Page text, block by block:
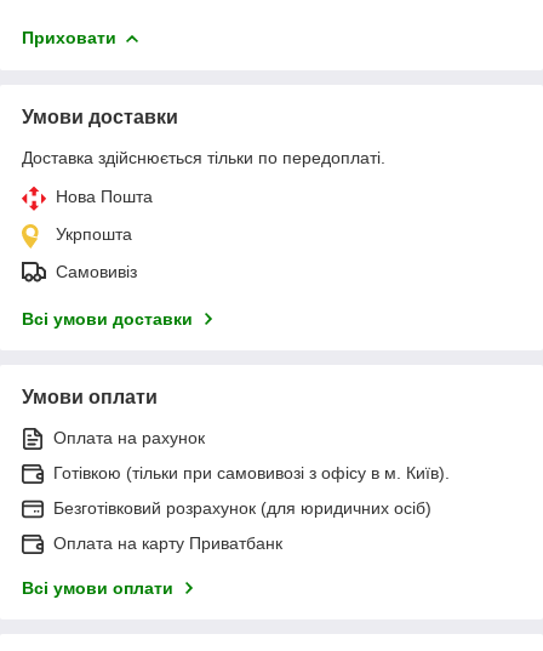
Приховати
Умови доставки
Доставка здійснюється тільки по передоплаті.
Нова Пошта
Укрпошта
Самовивіз
Всі умови доставки
Умови оплати
Оплата на рахунок
Готівкою (тільки при самовивозі з офісу в м. Київ).
Безготівковий розрахунок (для юридичних осіб)
Оплата на карту Приватбанк
Всі умови оплати